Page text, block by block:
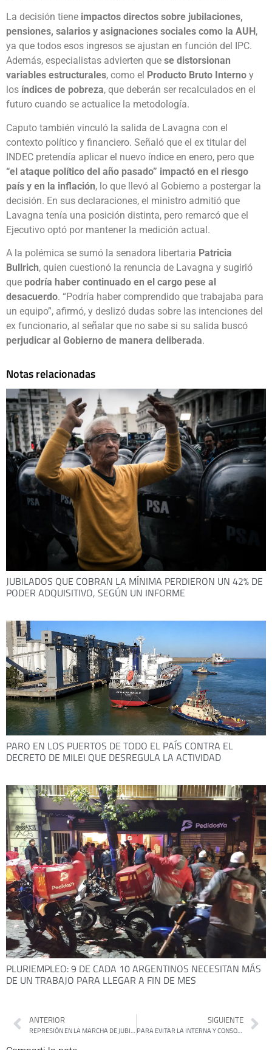
La decisión tiene impactos directos sobre jubilaciones,
pensiones, salarios y asignaciones sociales como la AUH ,
ya que todos esos ingresos se ajustan en función del IPC.
Además, especialistas advierten que se distorsionan
variables estructurales, como el Producto Bruto Interno y
los índices de pobreza, que deberán ser recalculados en el
futuro cuando se actualice la metodología.
Caputo también vinculó la salida de Lavagna con el
contexto político y financiero. Señaló que el ex titular del
INDEC pretendía aplicar el nuevo índice en enero, pero que
“el ataque político del año pasado” impactó en el riesgo
país y en la inflación, lo que llevó al Gobierno a postergar la
decisión. En sus declaraciones, el ministro admitió que
Lavagna tenía una posición distinta, pero remarcó que el
Ejecutivo optó por mantener la medición actual.
A la polémica se sumó la senadora libertaria Patricia
Bullrich, quien cuestionó la renuncia de Lavagna y sugirió
que podría haber continuado en el cargo pese al
desacuerdo. “Podría haber comprendido que trabajaba para
un equipo”, afirmó, y deslizó dudas sobre las intenciones del
ex funcionario, al señalar que no sabe si su salida buscó
perjudicar al Gobierno de manera deliberada.
Notas relacionadas
JUBILADOS QUE COBRAN LA MÍNIMA PERDIERON UN 42% DE
PODER ADQUISITIVO, SEGÚN UN INFORME
PARO EN LOS PUERTOS DE TODO EL PAÍS CONTRA EL
DECRETO DE MILEI QUE DESREGULA LA ACTIVIDAD
PLURIEMPLEO: 9 DE CADA 10 ARGENTINOS NECESITAN MÁS
DE UN TRABAJO PARA LLEGAR A FIN DE MES
ANTERIOR
REPRESIÓN EN LA MARCHA DE JUBILADOS: VOLVIÓ A SER DETENIDO EL PADRE PACO OLVEIRA
SIGUIENTE
PARA EVITAR LA INTERNA Y CONSOLIDAR LA UNIDAD CONTRA MILEI: MÁXIMO PROPONE A KICILLOF PARA LA PRESIDENCIA DEL PJ